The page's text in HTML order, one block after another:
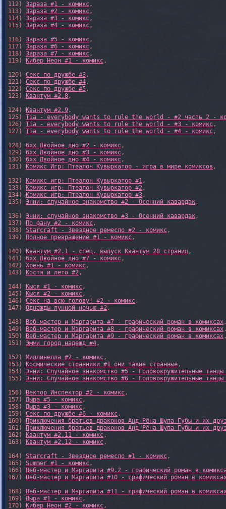
112) Зараза #1 - комикс,
113) Зараза #2 - комикс,
114) Зараза #3 - комикс,
115) Зараза #4 - комикс,
116) Зараза #5 - комикс,
117) Зараза #6 - комикс,
118) Зараза #7 - комикс,
119)
Кибер Неон #1 - комикс,
120) Секс по дружбе #3,
121) Секс по дружбе #4,
122) Секс по дружбе #5,
123)
Квантум #2.8,
124)
Квантум #2.9,
125) Tia - everybody wants to rule the world - #2 часть 2 -
126) Tia - everybody wants to rule the world - #3 - комикс,
127) Tia - everybody wants to rule the world - #4 - комикс,
128) 6xx Двойное дно #2 - комикс,
129) 6xx Двойное дно #3 - комикс,
130) 6xx Двойное дно #4 - комикс,
131)
Комикс Игр: Птеалон Кувыркатор - игра в мире комиксов ,
132)
Комикс игр: Птеалон Кувыркатор #1,
133)
Комикс игр: Птеалон Кувыркатор #2,
134)
Комикс игр: Птеалон Кувыркатор #3,
135) Энни: случайное знакомство #2 - Осенний кавардак,
136) Энни: случайное знакомство #3 - Осенний кавардак,
137)
По фану #2 - комикс,
138) Starcraft - Звездное ремесло #2 - комикс,
139)
Полное превращение #1 - комикс,
140)
Квантум #2.1 - спец. выпуск Квантум 28 страниц,
141) 6xx Двойное дно #7 - комикс,
142) Хрень #1 - комикс,
143)
Костя и лето #2,
144)
Кыся #1 - комикс,
145)
Кыся #2 - комикс,
146) Секс на всю голову! #2 - комикс,
147) Однажды лунной ночью #2,
148)
Веб-мастер и Маргарита #7 - графический роман в комиксах
149)
Веб-мастер и Маргарита #8 - графический роман в комиксах
150)
Веб-мастер и Маргарита #9 - графический роман в комиксах
151) Эмми город надежд #4,
152) Миллинелла #2 - комикс,
153)
Космические странники #1 они такие странные,
154) Энни: Случайное знакомство #5 - Головокружительные
155) Энни: Случайное знакомство #6 - Головокружительные
156)
Вектор Инспектор #2 - комикс,
157) Дыра #5 - комикс,
158) Дыра #3 - комикс,
159) Секс по дружбе #6 - комикс,
160)
Приключения братьев драконов Анд-Рёна-Шупа-Губы и их
161)
Приключения братьев драконов Анд-Рёна-Шупа-Губы и их
162)
Квантум #2.11 - комикс,
163)
Квантум #2.12 - комикс,
164) Starcraft - Звездное ремесло #1 - комикс,
165) Summer #1 - комикс,
166)
Веб-мастер и Маргарита #9.2 - графический роман в
167)
Веб-мастер и Маргарита #10 - графический роман в
168)
Веб-мастер и Маргарита #11 - графический роман в
169) Дыра #1 - комикс,
170)
Кибер Неон #2 - комикс,